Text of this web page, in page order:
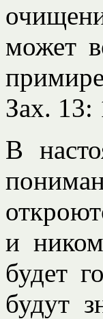
может
Зах. 13:
В
и
будет
будут